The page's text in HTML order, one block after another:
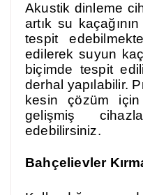
Akustik dinleme
artık su
tespit
edilerek suyun
biçimde tespit
derhal yapılabilir.
kesin çözüm
gelişmiş
edebilirsiniz.
Bahçelievler